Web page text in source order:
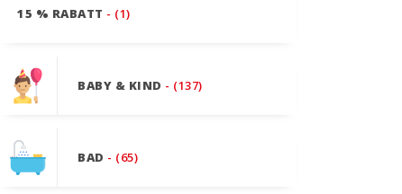
15 % RABATT - (1)
BABY & KIND - (137)
BAD - (65)